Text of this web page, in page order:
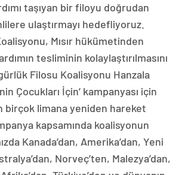
taşıyan bir filoyu doğrudan
ulaştırmayı hedefliyoruz.
Mısır hükümetinden
tesliminin kolaylaştırılmasını
Filosu Koalisyonu Hanzala
Çocukları İçin’ kampanyası için
birçok limana yeniden hareket
kapsamında koalisyonun
Kanada’dan, Amerika’dan, Yeni
Norveç’ten, Malezya’dan,